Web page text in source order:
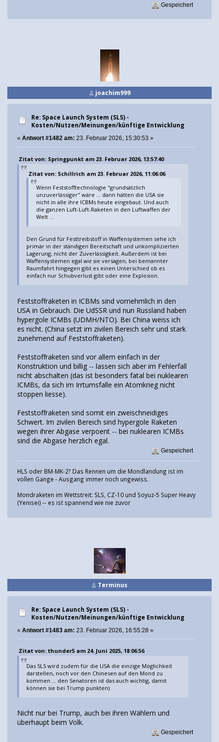
Gespeichert
joachim999
Re: Space Launch System (SLS) -
Kosten/Nutzen/Meinungen/künftige Entwicklung
« Antwort #1482 am: 23. Februar 2026, 15:30:53 »
Zitat von: Springpunkt am 23. Februar 2026, 13:57:40
Zitat von: Schillrich am 23. Februar 2026, 11:06:06
Wenn Feststofftechnologie "grundsätzlich
unzuverlässiger" wäre ... dann hätten die USA sie
nicht in alle ihre ICBMs heute eingebaut. Und auch
die ganzen Luft-Luft-Raketen in den Luftwaffen der
Welt ...
Den Grund für Festtreibstoff in Waffensystemen sehe ich
primär in der ständigen Bereitschaft und unkomplizierten
Lagerung, nicht der Zuverlässigkeit. Außerdem ist bei
Waffensystemen egalwie sie versagen, bei bemannter
Raumfahrt hingegen gibt es einen Unterschied ob es
einfach nur Schubverlust gibt oder eine Explosion.
Feststoffraketen in ICBMs sind vornehmlich in den
USA in Gebrauch. Die UdSSR und nun Russland haben
hypergole ICMBs (UDMH/NTO). Bei China weiss ich
es nicht. (China setzt im zivilen Bereich sehr und stark
zunehmend auf Feststoffraketen).
Feststoffraketen sind vor allem einfach in der
Konstruktion und billig -- lassen sich aber im Fehlerfall
nicht abschalten (das ist besonders fatal bei nuklearen
ICMBs, da sich im Irrtumsfalle ein Atomkrieg nicht
stoppen liesse).
Feststoffraketen sind somit ein zweischneidiges
Schwert. Im zivilen Bereich sind hypergole Raketen
wegen ihrer Abgase verpoent -- bei nuklearen ICMBs
sind die Abgase herzlich egal.
Gespeichert
HLS oder BM-MK-2? Das Rennen um die Mondlandung ist im
vollen Gange - Ausgang immer noch ungewiss.
Mondraketen im Wettstreit: SLS, CZ-10 und Soyuz-5 Super Heavy
(Yenisei) -- es ist spannend wie nie zuvor
Terminus
Re: Space Launch System (SLS) -
Kosten/Nutzen/Meinungen/künftige Entwicklung
« Antwort #1483 am: 23. Februar 2026, 16:55:28 »
Zitat von: thunder5 am 24. Juni 2025, 18:06:56
Das SLS wird zudem für die USA die einzige Möglichkeit
darstellen, noch vor den Chinesen auf den Mond zu
kommen ... den Senatoren ist das auch wichtig, damit
können sie bei Trump punkten).
Nicht nur bei Trump, auch bei ihren Wählern und
überhaupt beim Volk.
Gespeichert